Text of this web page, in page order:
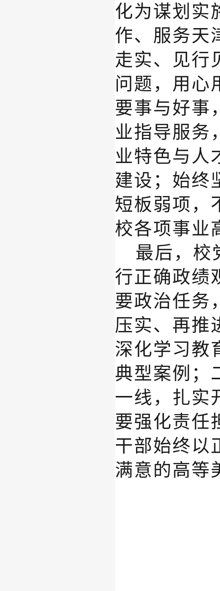
化为谋划实
作、服务天
走实、见行
问题，用心
要事与好事
业指导服务
业特色与人
建设；始终
短板弱项，
校各项事业
最后 ，校
行正确政绩
要政治任务
压实、再推
深化学习教
典型案例；
一线，扎实
要强化责任
干部始终以
满意的高等